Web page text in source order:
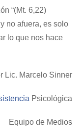
“(Mt. 6,22)
no afuera, es solo
lo que nos hace
Lic. Marcelo Sinner
Psicológica
Equipo de Medios